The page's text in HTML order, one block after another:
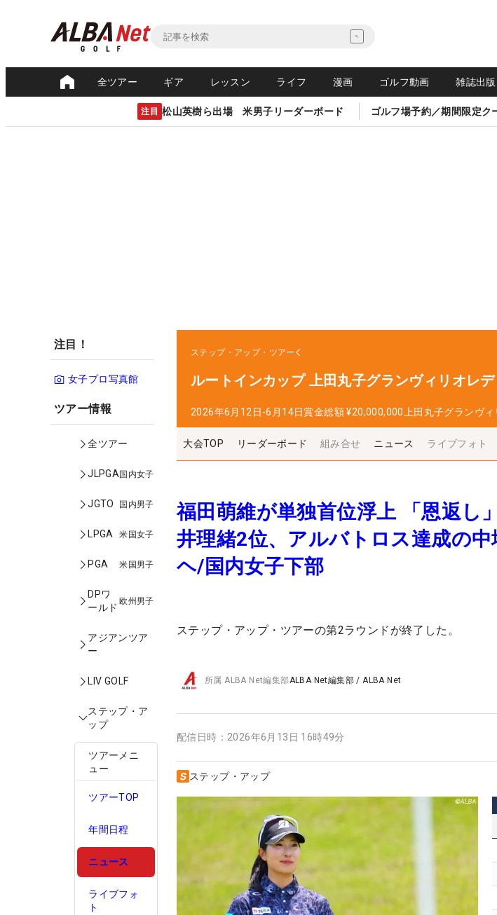
全ツアー ギア レッスン ライフ 漫画 ゴルフ動画 雑誌出版
注目 松山英樹ら出場 米男子リーダーボード ゴルフ場予約／期間限定ク
注目！
女子プロ写真館
ツアー情報
全ツアー
JLPGA国内女子
JGTO 国内男子
LPGA 米国女子
PGA 米国男子
DPワ
ールド
欧州男子
アジアンツア
ー
LIV GOLF
ステップ・ア
ップ
ツアーメニ
ュー
ツアーTOP
年間日程
ニュース
ライブフォ
ト
ステップ・アップ・ツアー
ルートインカップ 上田丸子グランヴィリオレ
2026年6月12日-6月14日賞金総額 ¥20,000,000 上田丸子グランヴ
大会TOP リーダーボード 組み合せ ニュース ライブフォト
福田萌維が単独首位浮上 「恩返
井理緒2位、アルバトロス達成の中
ヘ/国内女子下部
ステップ・アップ・ツアーの第2ラウンドが終了した。
所属ALBA Net編集部ALBA Net編集部 /ALBA Net
配信日時： 2026年6月13日 16時49分
ステップ・アップ